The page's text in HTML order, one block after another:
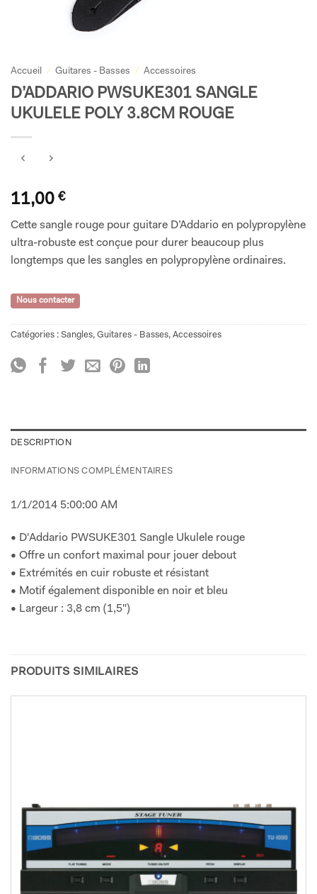
Accueil / Guitares - Basses / Accessoires
D’ADDARIO PWSUKE301 SANGLE
UKULELE POLY 3.8CM ROUGE
11,00 €
Cette sangle rouge pour guitare D’Addario en polypropylène
ultra-robuste est conçue pour durer beaucoup plus
longtemps que les sangles en polypropylène ordinaires.
Nous contacter
Catégories : Sangles, Guitares - Basses, Accessoires
DESCRIPTION
INFORMATIONS COMPLÉMENTAIRES
1/1/2014 5:00:00 AM
• D'Addario PWSUKE301 Sangle Ukulele rouge
• Offre un confort maximal pour jouer debout
• Extrémités en cuir robuste et résistant
• Motif également disponible en noir et bleu
• Largeur : 3,8 cm (1,5")
PRODUITS SIMILAIRES